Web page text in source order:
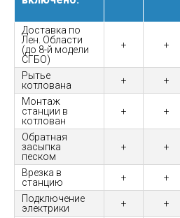
Доставка по
Лен. Области
(до 8-й модели
СГБО)
+ +
Рытье
котлована
+ +
Монтаж
станции в
котлован
+ +
Обратная
засыпка
песком
+ +
Врезка в
станцию
+ +
Подключение
электрики
+ +